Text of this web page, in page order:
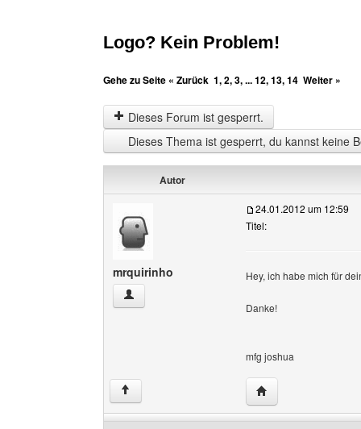
Logo? Kein Problem!
Gehe zu Seite « Zurück 1,2,3, ...12,13,14 Weiter »
Dieses Forum ist gesperrt.
Dieses Thema ist gesperrt, du kannst keine
Autor
mrquirinho
mrquirinho Benutzer-Profile anzeigen
24.01.2012 um 12:59
Titel:
Hey, ich habe mich für
Danke!
mfg joshua
↑ Website dieses